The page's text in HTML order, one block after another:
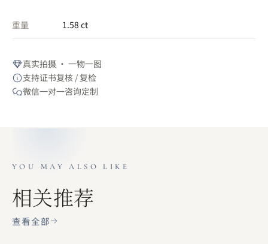
重量 1.58 ct
真实拍摄 · 一物一图
支持证书复核 / 复检
微信一对一咨询定制
YOU MAY ALSO LIKE
相关推荐
查看全部